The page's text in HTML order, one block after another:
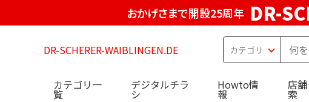
おかげさまで開設25周年 DR-
DR-SCHERER-WAIBLINGEN.DE
カテゴリ一
覧
デジタルチラ
シ
Howto情
報
店
索